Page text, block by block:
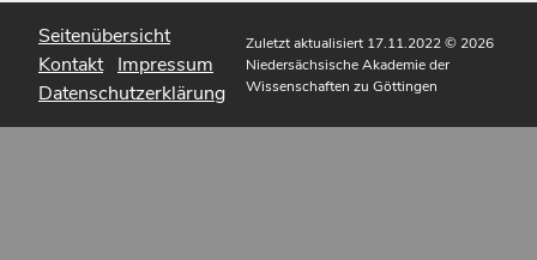
Seitenübersicht
Kontakt Impressum
Datenschutzerklärung
Zuletzt aktualisiert 17.11.2022© 2026
Niedersächsische Akademie der
Wissenschaften zu Göttingen